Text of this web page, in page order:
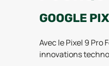
GOOGLE
Avec le Pixel 9
innovations